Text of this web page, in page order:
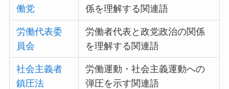
働党
係を理解する関連語
労働代表委
員会
労働者代表と政党政治の関係
を理解する関連語
社会主義者
鎮圧法
労働運動・社会主義運動への
弾圧を示す関連語